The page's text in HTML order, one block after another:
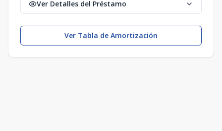
Ver Detalles del Préstamo
Ver Tabla de Amortización